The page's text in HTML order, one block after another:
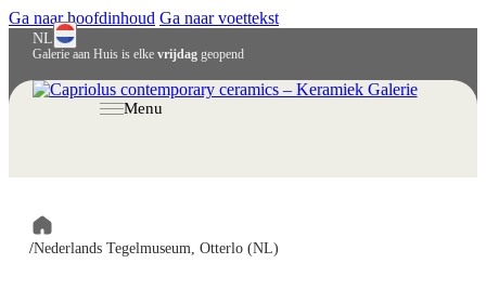
Ga naar hoofdinhoud Ga naar voettekst
Galerie aan Huis is elke vrijdaggeopend
NL
Deutsch
Menu
/Nederlands Tegelmuseum, Otterlo (NL)